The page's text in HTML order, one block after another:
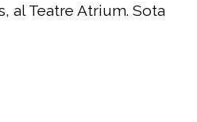
al Teatre Atrium. Sota